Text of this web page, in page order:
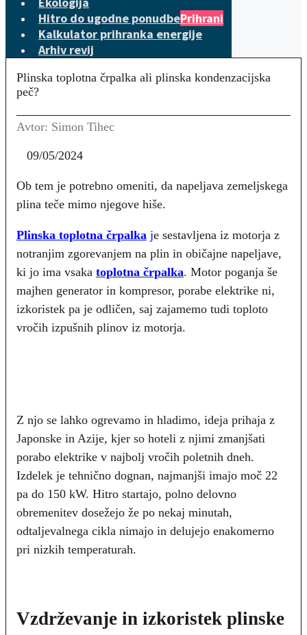
Hitro do ugodne ponudbePrihrani
Kalkulator prihranka energije
Arhiv revij
Plinska toplotna črpalka ali plinska kondenzacijska
peč?
Avtor: Simon Tihec
09/05/2024
Ob tem je potrebno omeniti, da napeljava zemeljskega
plina teče mimo njegove hiše.
Plinska toplotna črpalka je sestavljena iz motorja z
notranjim zgorevanjem na plin in običajne napeljave,
ki jo ima vsaka toplotna črpalka. Motor poganja še
majhen generator in kompresor, porabe elektrike ni,
izkoristek pa je odličen, saj zajamemo tudi toploto
vročih izpušnih plinov iz motorja.
Z njo se lahko ogrevamo in hladimo, ideja prihaja z
Japonske in Azije, kjer so hoteli z njimi zmanjšati
porabo elektrike v najbolj vročih poletnih dneh.
Izdelek je tehnično dognan, najmanjši imajo moč 22
pa do 150 kW. Hitro startajo, polno delovno
obremenitev dosežejo že po nekaj minutah,
odtaljevalnega cikla nimajo in delujejo enakomerno
pri nizkih temperaturah.
Vzdrževanje in izkoristek plinske